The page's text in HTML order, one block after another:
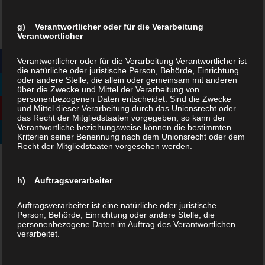
Kirchen nah und fern damit eingedeckt. Auch der Dom in Mainz
betrug die Stollenlänge etwa zehn Kilometer. Erst 1964 ging die
Schiefer-Ära im Wispertaunus zu Ende. Sie reicht mindestens bis in
das Jahr 1741 zurück. Bis dahin wurden monatlich rund 6.000
Tonnen Schiefer gebrochen.
Hier und da sind noch Betonfundamente sichtbar, die allmählich
von Birken und Kiefern besiedelt werden. Fledermäuse sind gern
Pfades berichtet. So erfährt man z. B., dass die nachtaktiven Tiere
Ausgangspunkt:Parkplatz am Forsthaus Zorn
g) Verantwortlicher oder für die Verarbeitung
Verantwortlicher
Verantwortlicher oder für die Verarbeitung Verantwortlicher ist
die natürliche oder juristische Person, Behörde, Einrichtung
oder andere Stelle, die allein oder gemeinsam mit anderen
über die Zwecke und Mittel der Verarbeitung von
personenbezogenen Daten entscheidet. Sind die Zwecke
und Mittel dieser Verarbeitung durch das Unionsrecht oder
das Recht der Mitgliedstaaten vorgegeben, so kann der
Verantwortliche beziehungsweise können die bestimmten
Kriterien seiner Benennung nach dem Unionsrecht oder dem
Recht der Mitgliedstaaten vorgesehen werden.
h) Auftragsverarbeiter
Auftragsverarbeiter ist eine natürliche oder juristische
Person, Behörde, Einrichtung oder andere Stelle, die
personenbezogene Daten im Auftrag des Verantwortlichen
verarbeitet.